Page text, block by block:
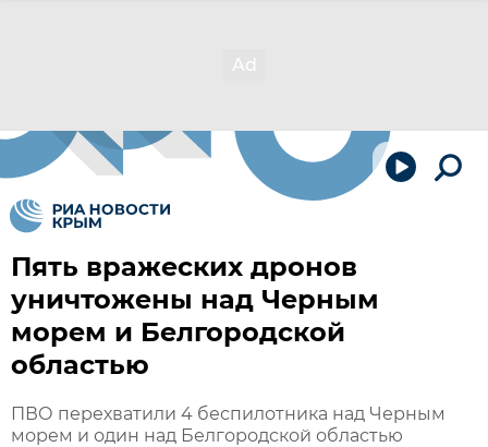
Пять вражеских дронов
уничтожены над Черным
морем и Белгородской
областью
ПВО перехватили 4 беспилотника над Черным
морем и один над Белгородской областью